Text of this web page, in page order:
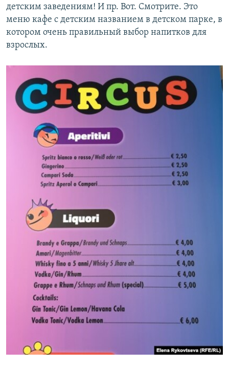
детским заведениям! И пр. Вот. Смотрите. Это
меню кафе с детским названием в детском парке, в
котором очень правильный выбор напитков для
взрослых.